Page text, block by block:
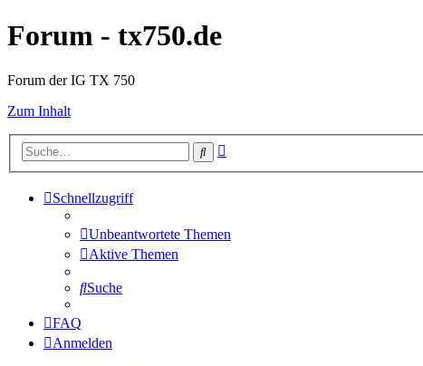
Forum - tx750.de
Forum der IG TX 750
Zum Inhalt
Suche
Schnellzugriff
Unbeantwortete Themen
Aktive Themen
Suche
FAQ
Anmelden